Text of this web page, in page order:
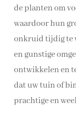
de planten om
waardoor hun
onkruid tijdig te
en gunstige
ontwikkelen en
dat uw tuin of
prachtige en